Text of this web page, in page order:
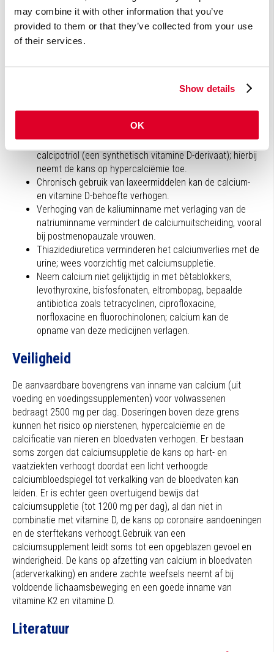
may combine it with other information that you’ve
provided to them or that they’ve collected from your use
of their services.
Show details
OK
fenytoïne), lisdiuretica, antacida, immunosuppresiva,
anesthetica en corticosteroïden.
Alcohol verlaagt de opname en verhoogt de uitscheiding
van calcium.
Calcium kan de ijzerabsorptie verlagen. Neem deze
Calcium remt de opname van lood en verhoogt de
Gebruik geen calciumsupplement in combinatie met
calcipotriol (een synthetisch vitamine D-derivaat); hierbij
neemt de kans op hypercalciëmie toe.
Chronisch gebruik van laxeermiddelen kan de calcium-
en vitamine D-behoefte verhogen.
Verhoging van de kaliuminname met verlaging van de
natriuminname vermindert de calciumuitscheiding, vooral
bij postmenopauzale vrouwen.
Thiazidediuretica verminderen het calciumverlies met de
urine; wees voorzichtig met calciumsuppletie.
Neem calcium niet gelijktijdig in met bètablokkers,
levothyroxine, bisfosfonaten, eltrombopag, bepaalde
antibiotica zoals tetracyclinen, ciprofloxacine,
norfloxacine en fluorochinolonen; calcium kan de
opname van deze medicijnen verlagen.
Veiligheid
De aanvaardbare bovengrens van inname van calcium (uit
voeding en voedingssupplementen) voor volwassenen
bedraagt 2500 mg per dag. Doseringen boven deze grens
kunnen het risico op nierstenen, hypercalciëmie en de
calcificatie van nieren en bloedvaten verhogen. Er bestaan
soms zorgen dat calciumsuppletie de kans op hart- en
vaatziekten verhoogt doordat een licht verhoogde
calciumbloedspiegel tot verkalking van de bloedvaten kan
leiden. Er is echter geen overtuigend bewijs dat
calciumsuppletie (tot 1200 mg per dag), al dan niet in
combinatie met vitamine D, de kans op coronaire aandoeningen
en de sterftekans verhoogt.Gebruik van een
calciumsupplement leidt soms tot een opgeblazen gevoel en
winderigheid. De kans op afzetting van calcium in bloedvaten
(aderverkalking) en andere zachte weefsels neemt af bij
voldoende lichaamsbeweging en een goede inname van
vitamine K2 en vitamine D.
Literatuur